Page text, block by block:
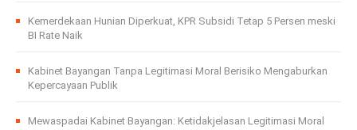
Kemerdekaan Hunian Diperkuat, KPR Subsidi Tetap 5 Persen meski
BI Rate Naik
Kabinet Bayangan Tanpa Legitimasi Moral Berisiko Mengaburkan
Kepercayaan Publik
Mewaspadai Kabinet Bayangan: Ketidakjelasan Legitimasi Moral